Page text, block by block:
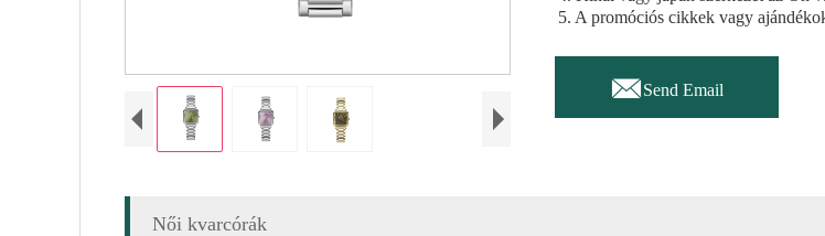
5. A promóciós cikkek vagy
Send Email
Női kvarcórák